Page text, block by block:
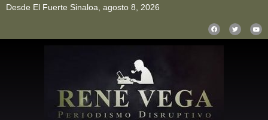
Desde El Fuerte Sinaloa, agosto 8, 2026